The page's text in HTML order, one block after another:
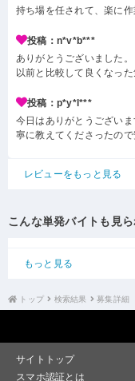
持ち場を任されて、楽に
投稿：n*v*b***
ありがとうございました
以前と比較して良くなっ
投稿：p*y*l***
今日はありがとうござい
寧に教えてくださったの
レビューをもっと見る
こんな単発バイトも見
もっと見る
トップ 検索結果 募集詳細
サイトトップ
スマホ認証とは